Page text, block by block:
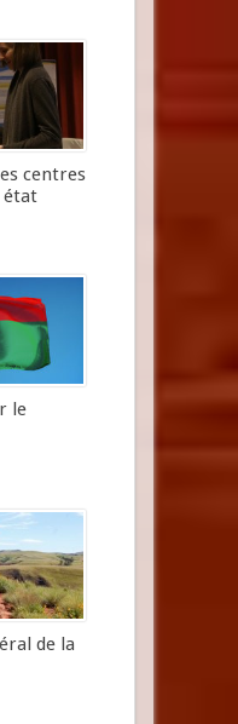
centres
état
le
de la